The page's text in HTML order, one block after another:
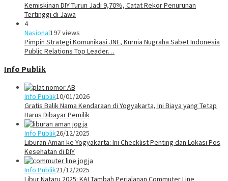
Kemiskinan DIY Turun Jadi 9,70%, Catat Rekor Penurunan
Tertinggi di Jawa
4
Nasional197 views
Pimpin Strategi Komunikasi JNE, Kurnia Nugraha Sabet Indonesia
Public Relations Top Leader…
Info Publik
Info Publik10/01/2026
Gratis Balik Nama Kendaraan di Yogyakarta, Ini Biaya yang Tetap
Harus Dibayar Pemilik
Info Publik26/12/2025
Liburan Aman ke Yogyakarta: Ini Checklist Penting dan Lokasi Pos
Kesehatan di DIY
Info Publik21/12/2025
Libur Nataru 2025: KAI Tambah Perjalanan Commuter Line